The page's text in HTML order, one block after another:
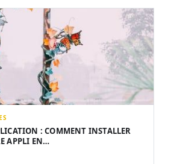
: COMMENT INSTALLER
APPLI EN…